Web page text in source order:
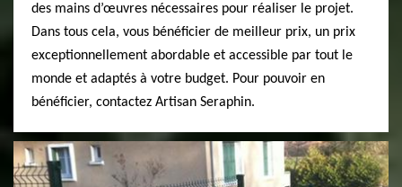
des mains d’œuvres nécessaires pour réaliser le projet.
Dans tous cela, vous bénéficier de meilleur prix, un prix
exceptionnellement abordable et accessible par tout le
monde et adaptés à votre budget. Pour pouvoir en
bénéficier, contactez Artisan Seraphin.